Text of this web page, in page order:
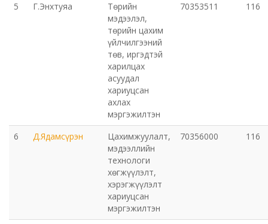
5 Г.Энхтуяа
Төрийн
мэдээлэл,
төрийн цахим
үйлчилгээний
төв, иргэдтэй
харилцах
асуудал
хариуцсан
ахлах
мэргэжилтэн
70353511 116
6 Д.Ядамсүрэн
Цахимжуулалт,
мэдээллийн
технологи
хөгжүүлэлт,
хэрэгжүүлэлт
хариуцсан
мэргэжилтэн
70356000 116